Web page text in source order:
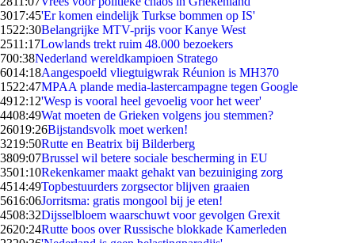
3017:45'Er komen eindelijk Turkse bommen op IS'
1522:30Belangrijke MTV-prijs voor Kanye West
2511:17Lowlands trekt ruim 48.000 bezoekers
700:38Nederland wereldkampioen Stratego
6014:18Aangespoeld vliegtuigwrak Réunion is MH370
1522:47MPAA plande media-lastercampagne tegen Google
4912:12'Wesp is vooral heel gevoelig voor het weer'
4408:49Wat moeten de Grieken volgens jou stemmen?
26019:26Bijstandsvolk moet werken!
3219:50Rutte en Beatrix bij Bilderberg
3809:07Brussel wil betere sociale bescherming in EU
3501:10Rekenkamer maakt gehakt van bezuiniging zorg
4514:49Topbestuurders zorgsector blijven graaien
5616:06Jorritsma: gratis mongool bij je eten!
4508:32Dijsselbloem waarschuwt voor gevolgen Grexit
2620:24Rutte boos over Russische blokkade Kamerleden